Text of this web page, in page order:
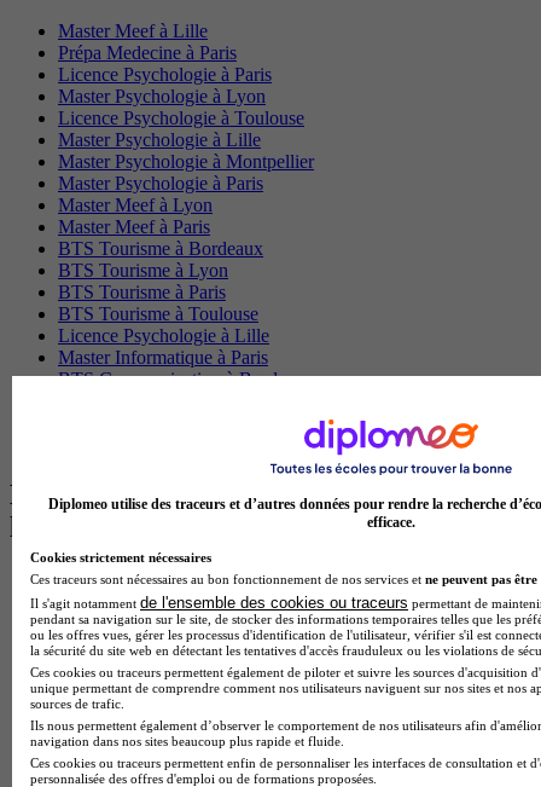
Master Meef à Lille
Prépa Medecine à Paris
Licence Psychologie à Paris
Master Psychologie à Lyon
Licence Psychologie à Toulouse
Master Psychologie à Lille
Master Psychologie à Montpellier
Master Psychologie à Paris
Master Meef à Lyon
Master Meef à Paris
BTS Tourisme à Bordeaux
BTS Tourisme à Lyon
BTS Tourisme à Paris
BTS Tourisme à Toulouse
Licence Psychologie à Lille
Master Informatique à Paris
BTS Communication à Bordeaux
Les intitulés de diplôme par alternance
les plus recherchés
BTS Esf en alternance
BTS Dietetique en alternance
BTS Mco en alternance
BTS Pi en alternance
BTS Sp3s en alternance
Master CCA en alternance
BTS Ndrc en alternance
BTS Sam en alternance
Cap Fleuriste en alternance
BTS Sio en alternance
Diplomeo utilise des traceurs et d’autres données pour rendre la recherche
efficace.
Cookies strictement nécessaires
Ces traceurs sont nécessaires au bon fonctionnement de nos services et ne peuvent pas être
Il s'agit notamment de l'ensemble des cookies ou traceurs permettant de
pendant sa navigation sur le site, de stocker des informations temporaires telles que les
ou les offres vues, gérer les processus d'identification de l'utilisateur, vérifier s'il est
la sécurité du site web en détectant les tentatives d'accès frauduleux ou les violations de
Ces cookies ou traceurs permettent également de piloter et suivre les sources d'acquisition
unique permettant de comprendre comment nos utilisateurs naviguent sur nos sites et nos
sources de trafic.
Ils nous permettent également d’observer le comportement de nos utilisateurs afin
navigation dans nos sites beaucoup plus rapide et fluide.
Ces cookies ou traceurs permettent enfin de personnaliser les interfaces de consultation et
personnalisée des offres d'emploi ou de formations proposées.